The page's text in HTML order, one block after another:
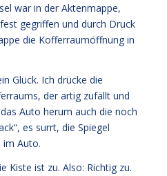
war in der Aktenmappe,
gegriffen und durch Druck
die Kofferraumöffnung in
Glück. Ich drücke die
der artig zufällt und
Auto herum auch die noch
es surrt, die Spiegel
im Auto.
Kiste ist zu. Also: Richtig zu.